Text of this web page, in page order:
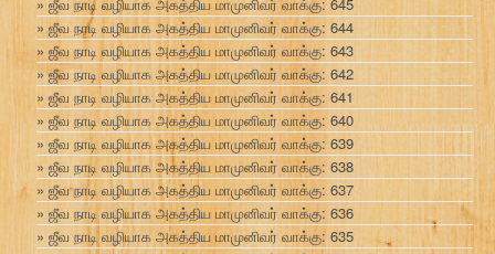
ஜீவ நாடி வழியாக அகத்திய மாமுனிவர் வாக்கு: 644
ஜீவ நாடி வழியாக அகத்திய மாமுனிவர் வாக்கு: 643
ஜீவ நாடி வழியாக அகத்திய மாமுனிவர் வாக்கு: 642
ஜீவ நாடி வழியாக அகத்திய மாமுனிவர் வாக்கு: 641
ஜீவ நாடி வழியாக அகத்திய மாமுனிவர் வாக்கு: 640
ஜீவ நாடி வழியாக அகத்திய மாமுனிவர் வாக்கு: 639
ஜீவ நாடி வழியாக அகத்திய மாமுனிவர் வாக்கு: 638
ஜீவ நாடி வழியாக அகத்திய மாமுனிவர் வாக்கு: 637
ஜீவ நாடி வழியாக அகத்திய மாமுனிவர் வாக்கு: 636
ஜீவ நாடி வழியாக அகத்திய மாமுனிவர் வாக்கு: 635